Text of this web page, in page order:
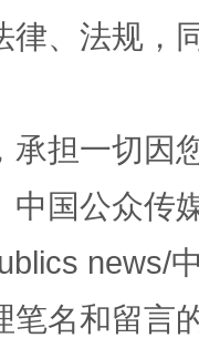
律、法规，
承担一切因
中国公众传
news/
笔名和留言